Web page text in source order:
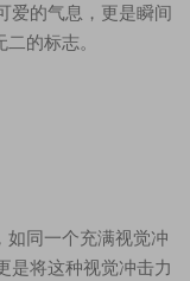
爱的气息，更是瞬间
的标志。
如同一个充满视觉冲
是将这种视觉冲击力